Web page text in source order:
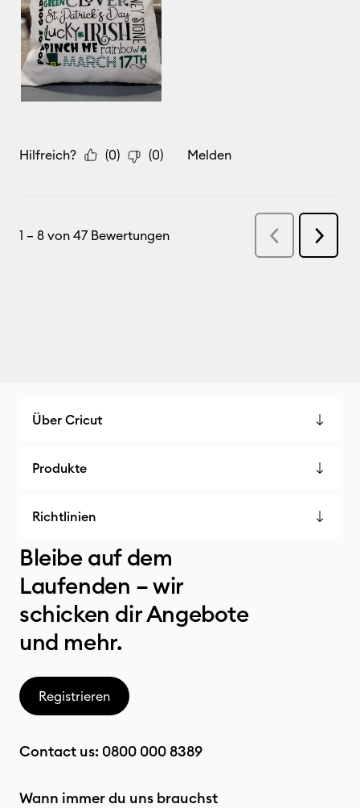
Über Cricut
Produkte
Richtlinien
Bleibe auf dem
Laufenden – wir
schicken dir Angebote
und mehr.
Registrieren
Contact us: 0800 000 8389
Wann immer du uns brauchst